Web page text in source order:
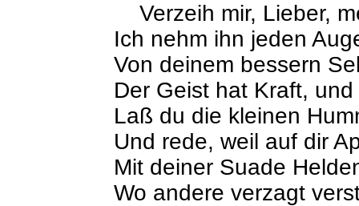
Verzeih mir, Lieber,
Ich nehm ihn jeden
Von deinem bessern
Der Geist hat Kraft,
Laß du die kleinen
Und rede, weil auf dir
Mit deiner Suade
Wo andere verzagt